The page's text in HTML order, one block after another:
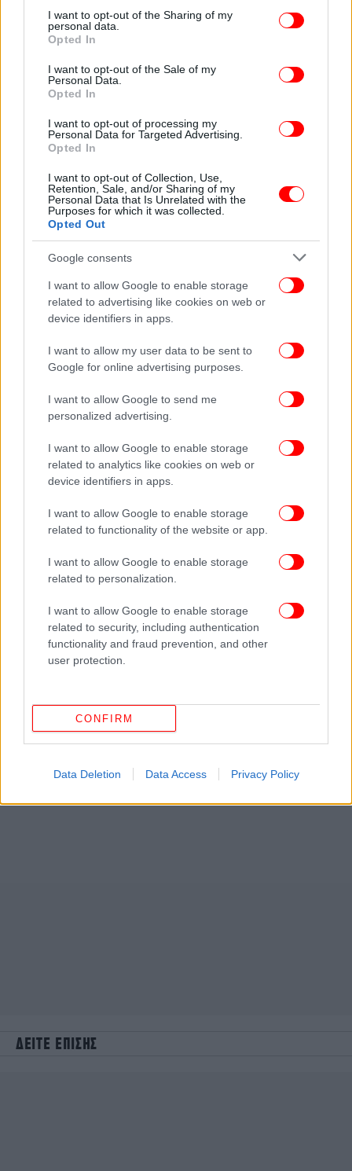
not limited to your visit or usage behaviour. You may click to
grant or deny consent to Google and its third-party tags to
use your data for below specified purposes in below Google
consent section.
I want to opt-out of the Sharing of my
personal data.
Opted In
I want to opt-out of the Sale of my
Personal Data.
Opted In
I want to opt-out of processing my
Personal Data for Targeted Advertising.
Opted In
I want to opt-out of Collection, Use,
Retention, Sale, and/or Sharing of my
Personal Data that Is Unrelated with the
Purposes for which it was collected.
Opted Out
Google consents
I want to allow Google to enable storage
related to advertising like cookies on web or
device identifiers in apps.
I want to allow my user data to be sent to
Google for online advertising purposes.
I want to allow Google to send me
personalized advertising.
I want to allow Google to enable storage
related to analytics like cookies on web or
device identifiers in apps.
I want to allow Google to enable storage
related to functionality of the website or app.
I want to allow Google to enable storage
related to personalization.
I want to allow Google to enable storage
related to security, including authentication
functionality and fraud prevention, and other
user protection.
CONFIRM
Data Deletion Data Access Privacy Policy
ΠΕΡΙΣΣΟΤΕΡΑ ΒΙΝΤΕΟ
πρώτοι όλες τις ειδήσεις
ΤΣΙΚΝΟΠΈΜΠΤΗ
ΔΕΙΤΕ ΕΠΙΣΗΣ